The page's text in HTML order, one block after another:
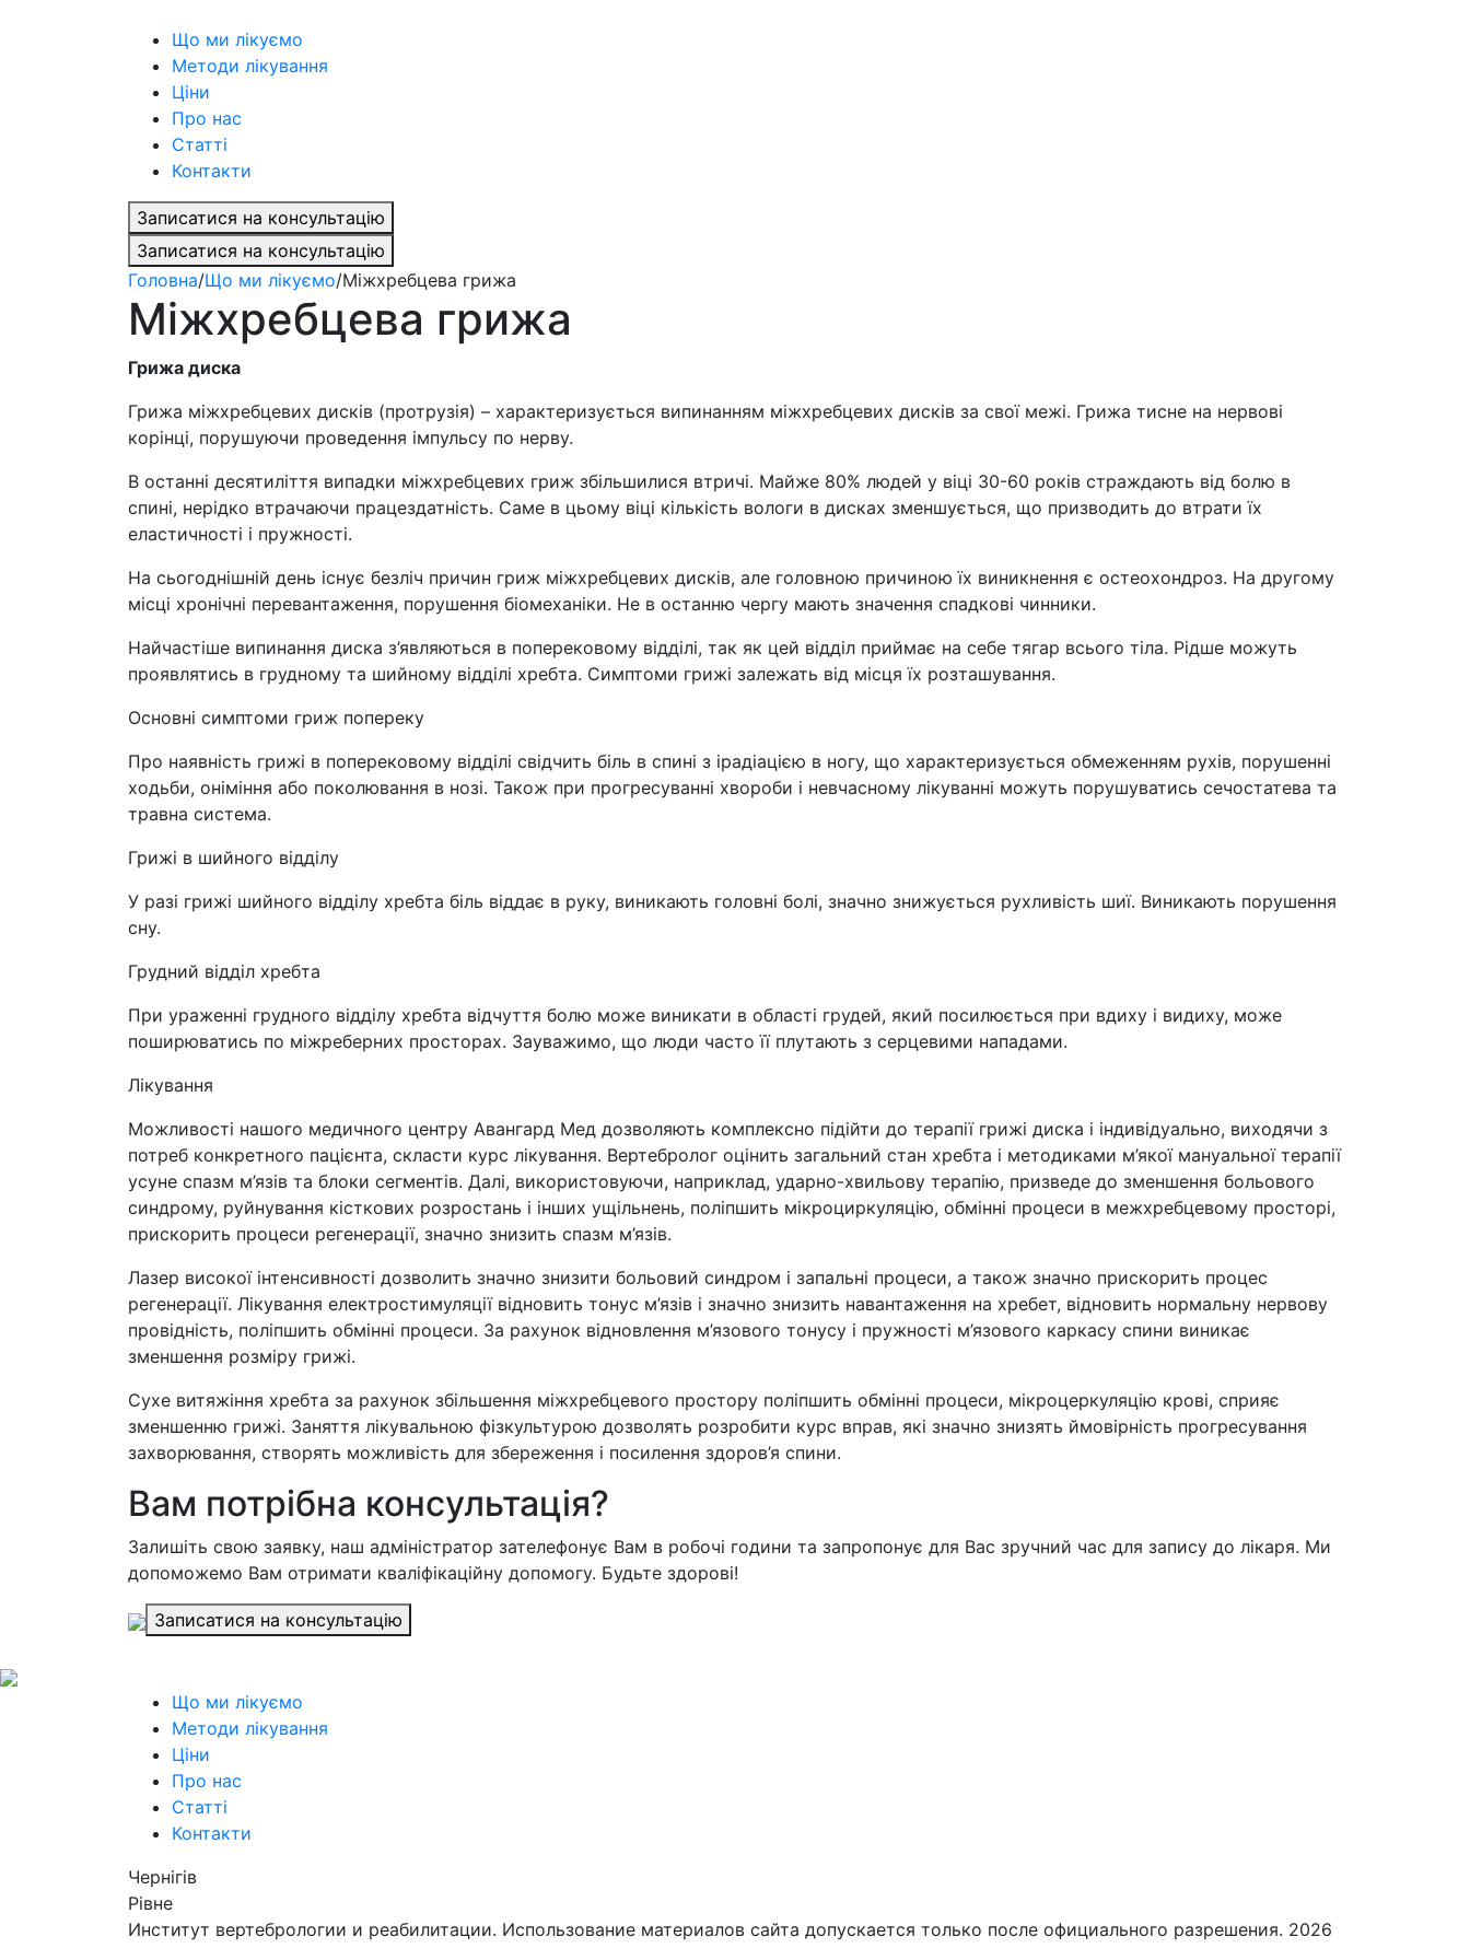
Що ми лікуємо
Методи лікування
Ціни
Про нас
Статті
Контакти
Записатися на консультацію
Записатися на консультацію
Головна/Що ми лікуємо/Міжхребцева грижа
Міжхребцева грижа
Грижа диска
Грижа міжхребцевих дисків (протрузія) – характеризується випинанням міжхребцевих дисків за свої межі. Грижа тисне на нервові
корінці, порушуючи проведення імпульсу по нерву.
В останні десятиліття випадки міжхребцевих гриж збільшилися втричі. Майже 80% людей у ​​віці 30-60 років страждають від болю в
спині, нерідко втрачаючи працездатність. Саме в цьому віці кількість вологи в дисках зменшується, що призводить до втрати їх
еластичності і пружності.
На сьогоднішній день існує безліч причин гриж міжхребцевих дисків, але головною причиною їх виникнення є остеохондроз. На другому
місці хронічні перевантаження, порушення біомеханіки. Не в останню чергу мають значення спадкові чинники.
Найчастіше випинання диска з’являються в поперековому відділі, так як цей відділ приймає на себе тягар всього тіла. Рідше можуть
проявлятись в грудному та шийному відділі хребта. Симптоми грижі залежать від місця їх розташування.
Основні симптоми гриж попереку
Про наявність грижі в поперековому відділі свідчить біль в спині з ірадіацією в ногу, що характеризується обмеженням рухів, порушенні
ходьби, оніміння або поколювання в нозі. Також при прогресуванні хвороби і невчасному лікуванні можуть порушуватись сечостатева та
травна система.
Грижі в шийного відділу
У разі грижі шийного відділу хребта біль віддає в руку, виникають головні болі, значно знижується рухливість шиї. Виникають порушення
сну.
Грудний відділ хребта
При ураженні грудного відділу хребта відчуття болю може виникати в області грудей, який посилюється при вдиху і видиху, може
поширюватись по міжреберних просторах. Зауважимо, що люди часто її плутають з серцевими нападами.
Лікування
Можливості нашого медичного центру Авангард Мед дозволяють комплексно підійти до терапії грижі диска і індивідуально, виходячи з
потреб конкретного пацієнта, скласти курс лікування. Вертебролог оцінить загальний стан хребта і методиками м’якої мануальної терапії
усуне спазм м’язів та блоки сегментів. Далі, використовуючи, наприклад, ударно-хвильову терапію, призведе до зменшення больового
синдрому, руйнування кісткових розростань і інших ущільнень, поліпшить мікроциркуляцію, обмінні процеси в межхребцевому просторі,
прискорить процеси регенерації, значно знизить спазм м’язів.
Лазер високої інтенсивності дозволить значно знизити больовий синдром і запальні процеси, а також значно прискорить процес
регенерації. Лікування електростимуляції відновить тонус м’язів і значно знизить навантаження на хребет, відновить нормальну нервову
провідність, поліпшить обмінні процеси. За рахунок відновлення м’язового тонусу і пружності м’язового каркасу спини виникає
зменшення розміру грижі.
Сухе витяжіння хребта за рахунок збільшення міжхребцевого простору поліпшить обмінні процеси, мікроцеркуляцію крові, сприяє
зменшенню грижі. Заняття лікувальною фізкультурою дозволять розробити курс вправ, які значно знизять ймовірність прогресування
захворювання, створять можливість для збереження і посилення здоров’я спини.
Вам потрібна консультація?
Залишіть свою заявку, наш адміністратор зателефонує Вам в робочі години та запропонує для Вас зручний час для запису до лікаря. Ми
допоможемо Вам отримати кваліфікаційну допомогу. Будьте здорові!
Записатися на консультацію
Що ми лікуємо
Методи лікування
Ціни
Про нас
Статті
Контакти
Чернігів
Рівне
Институт вертебрологии и реабилитации. Использование материалов сайта допускается только после официального разрешения. 2026